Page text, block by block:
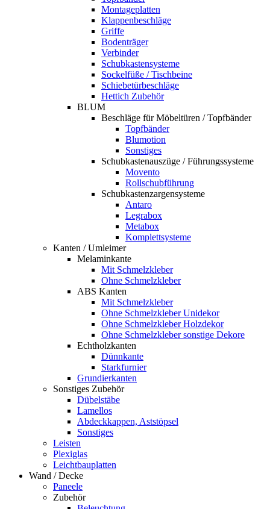
Montageplatten
Klappenbeschläge
Griffe
Bodenträger
Verbinder
Schubkastensysteme
Sockelfüße / Tischbeine
Schiebetürbeschläge
Hettich Zubehör
BLUM
Beschläge für Möbeltüren / Topfbänder
Topfbänder
Blumotion
Sonstiges
Schubkastenauszüge / Führungssysteme
Movento
Rollschubführung
Schubkastenzargensysteme
Antaro
Legrabox
Metabox
Komplettsysteme
Kanten / Umleimer
Melaminkante
Mit Schmelzkleber
Ohne Schmelzkleber
ABS Kanten
Mit Schmelzkleber
Ohne Schmelzkleber Unidekor
Ohne Schmelzkleber Holzdekor
Ohne Schmelzkleber sonstige Dekore
Echtholzkanten
Dünnkante
Starkfurnier
Grundierkanten
Sonstiges Zubehör
Dübelstäbe
Lamellos
Abdeckkappen, Aststöpsel
Sonstiges
Leisten
Plexiglas
Leichtbauplatten
Wand / Decke
Paneele
Zubehör